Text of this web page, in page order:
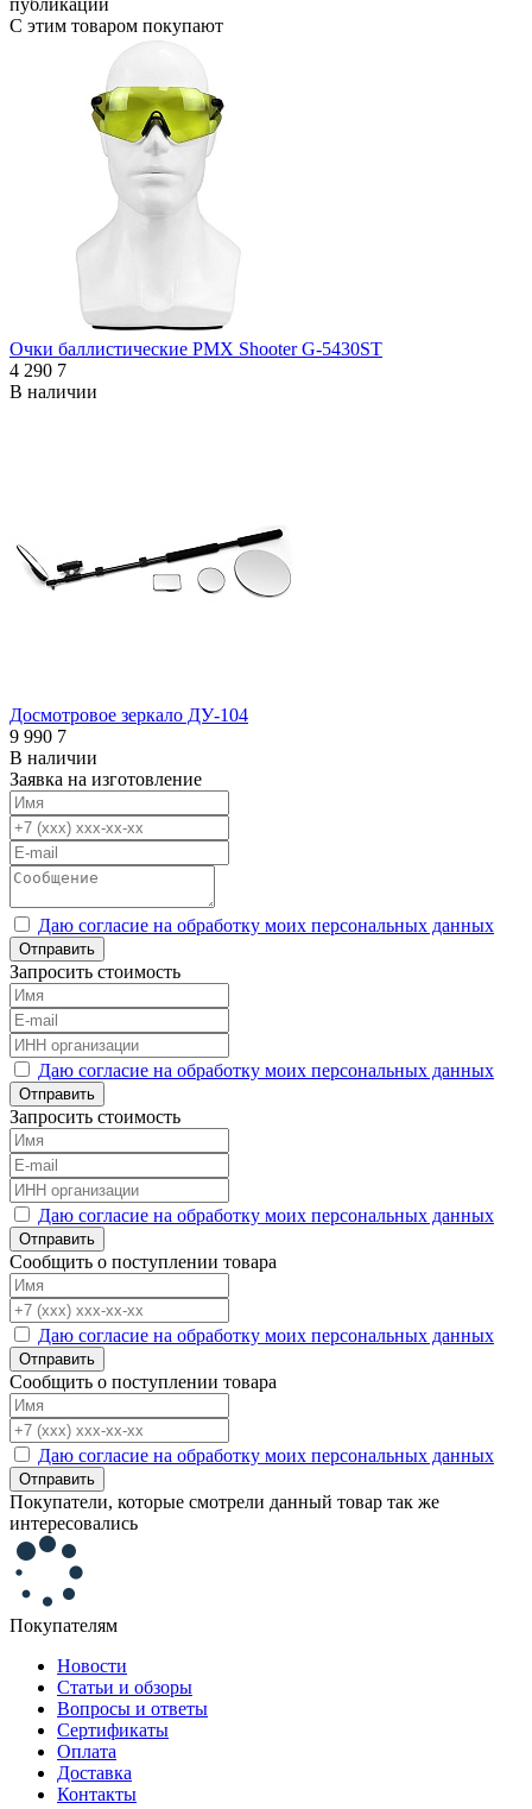
публикации
С этим товаром покупают
Очки баллистические PMX Shooter G-5430ST
4 290 7
В наличии
Досмотровое зеркало ДУ-104
9 990 7
В наличии
Заявка на изготовление
Даю согласие на обработку моих персональных данных
Отправить
Запросить стоимость
Даю согласие на обработку моих персональных данных
Отправить
Запросить стоимость
Даю согласие на обработку моих персональных данных
Отправить
Сообщить о поступлении товара
Даю согласие на обработку моих персональных данных
Отправить
Сообщить о поступлении товара
Даю согласие на обработку моих персональных данных
Отправить
Покупатели, которые смотрели данный товар так же
интересовались
Покупателям
Новости
Статьи и обзоры
Вопросы и ответы
Сертификаты
Оплата
Доставка
Контакты